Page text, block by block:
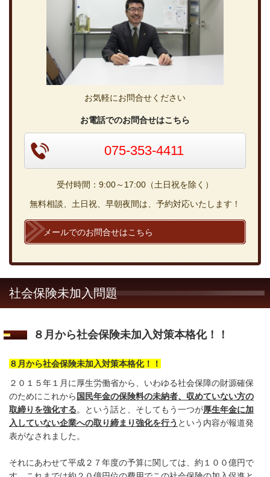
お気軽にお問合せください
お電話でのお問合せはこちら
075-353-4411
受付時間：9:00～17:00（土日祝を除く）
無料相談、土日祝、早朝夜間は、予約対応いたします！
メールでのお問合せはこちら
社会保険未加入問題
８月から社会保険未加入対策本格化！！
８月から社会保険未加入対策本格化！！
２０１５年１月に厚生労働省から、いわゆる社会保障の財源確保
のためにこれから 国民年金の保険料の未納者、収めていない方の
取締りを強化する。という話と、そしてもう一つが厚生年金に加
入していない企業への取り締まり強化を行う という内容が報道発
表がなされました。
それにあわせて平成２７年度の予算に関しては、約１００億円で